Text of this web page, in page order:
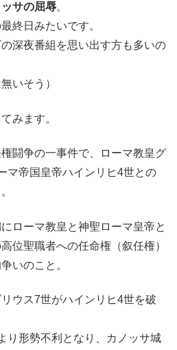
ッサの屈辱。
終日みたいです。
深夜番組を思い出す方も多いの
いそう）
みます。
闘争の一事件で、ローマ教皇グ
マ帝国皇帝ハインリヒ4世との
ローマ教皇と神聖ローマ皇帝と
位聖職者への任命権（叙任権）
いのこと。
ウス7世がハインリヒ4世を破
り形勢不利となり、カノッサ城